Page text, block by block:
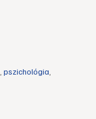
pszichológia